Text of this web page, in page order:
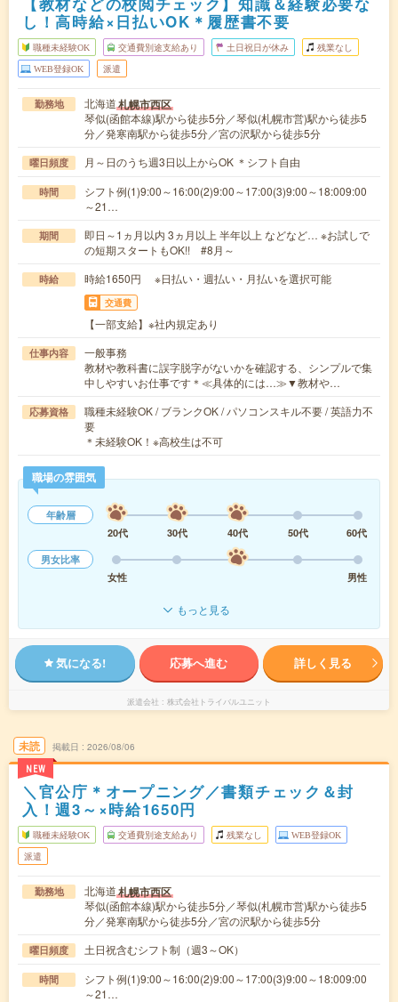
し！高時給×日払いOK＊履歴書不要
職種未経験OK 交通費別途支給あり 土日祝日が休み 残業なし
WEB登録OK 派遣
勤務地 北海道札幌市西区
琴似(函館本線)駅から徒歩5分／琴似(札幌市営)駅から徒歩5
分／発寒南駅から徒歩5分／宮の沢駅から徒歩5分
曜日頻度 月～日のうち週3日以上からOK ＊シフト自由
時間
シフト例(1)9:00～16:00(2)9:00～17:00(3)9:00～18:009:00
～21…
期間
即日～1ヵ月以内 3ヵ月以上 半年以上 などなど… ※お試しで
の短期スタートもOK!! #8月～
時給 時給1650円 ※日払い・週払い・月払いを選択可能
交通費
【一部支給】※社内規定あり
仕事内容
一般事務
教材や教科書に誤字脱字がないかを確認する、シンプルで集
中しやすいお仕事です＊≪具体的には…≫▼教材や…
応募資格
職種未経験OK / ブランクOK / パソコンスキル不要 / 英語力不
要
＊未経験OK！※高校生は不可
職場の雰囲気
年齢層
20代
30代 40代 50代
60代
男女比率
女性
男性
もっと見る
気になる! 応募へ進む 詳しく見る
派遣会社 株式会社トライバルユニット
未読
NEW
掲載日 2026/08/06
＼官公庁＊オープニング／書類チェック＆封
入！週3～×時給1650円
職種未経験OK 交通費別途支給あり 残業なし WEB登録OK
派遣
勤務地 北海道札幌市西区
琴似(函館本線)駅から徒歩5分／琴似(札幌市営)駅から徒歩5
分／発寒南駅から徒歩5分／宮の沢駅から徒歩5分
曜日頻度 土日祝含むシフト制（週3～OK）
時間
シフト例(1)9:00～16:00(2)9:00～17:00(3)9:00～18:009:00
～21…